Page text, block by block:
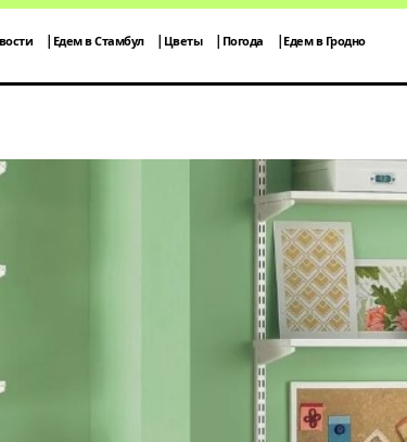
Едем в Стамбул Цветы Погода Едем в Гродно